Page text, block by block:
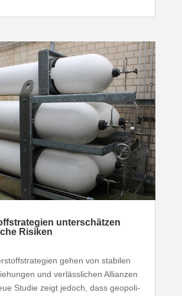
unter­schätzen
Risiken
gehen von stabilen
und verläss­lichen Allianzen
Studie zeigt jedoch, dass geopo­li­